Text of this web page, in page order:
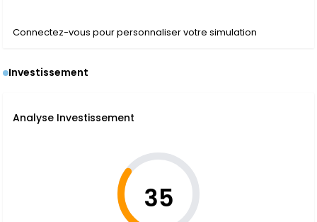
Connectez-vous pour personnaliser votre simulation
Investissement
Analyse Investissement
35